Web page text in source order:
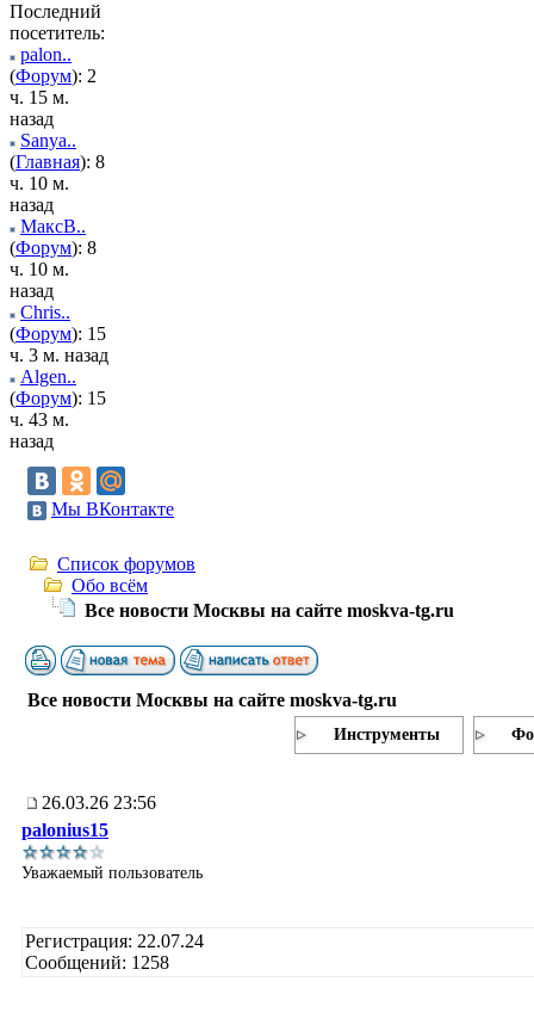
Последний
посетитель:
palon..
(Форум): 2
ч. 15 м.
назад
Sanya..
(Главная): 8
ч. 10 м.
назад
МаксВ..
(Форум): 8
ч. 10 м.
назад
Chris..
(Форум): 15
ч. 3 м. назад
Algen..
(Форум): 15
ч. 43 м.
назад
Мы ВКонтакте
Список форумов
Обо всём
Все новости Москвы на сайте moskva-tg.ru
Все новости Москвы на сайте moskva-tg.ru
Инструменты
26.03.26 23:56
palonius15
Уважаемый пользователь
Регистрация: 22.07.24
Сообщений: 1258